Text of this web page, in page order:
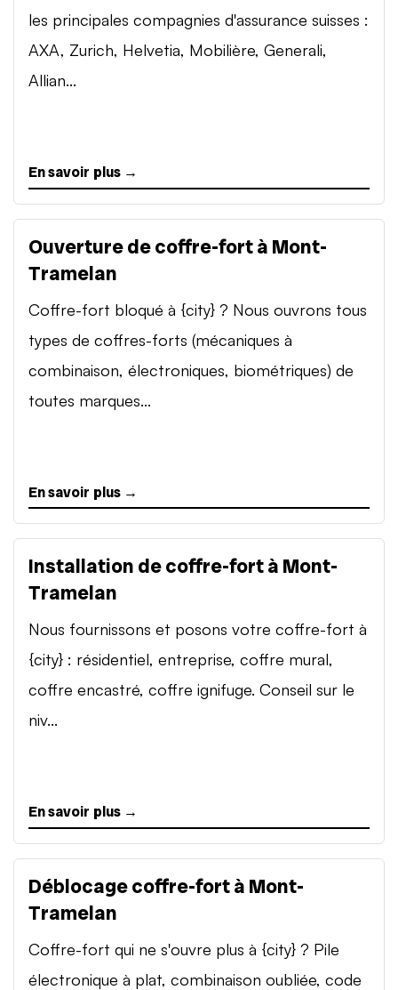
les principales compagnies d'assurance suisses :
AXA, Zurich, Helvetia, Mobilière, Generali,
Allian...
En savoir plus →
Ouverture de coffre-fort à Mont-
Tramelan
Coffre-fort bloqué à {city} ? Nous ouvrons tous
types de coffres-forts (mécaniques à
combinaison, électroniques, biométriques) de
toutes marques...
En savoir plus →
Installation de coffre-fort à Mont-
Tramelan
Nous fournissons et posons votre coffre-fort à
{city} : résidentiel, entreprise, coffre mural,
coffre encastré, coffre ignifuge. Conseil sur le
niv...
En savoir plus →
Déblocage coffre-fort à Mont-
Tramelan
Coffre-fort qui ne s'ouvre plus à {city} ? Pile
électronique à plat, combinaison oubliée, code